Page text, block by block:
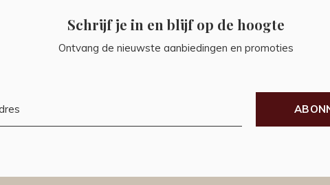
Schrijf je in en blijf op de hoogte
Ontvang de nieuwste aanbiedingen en promoties